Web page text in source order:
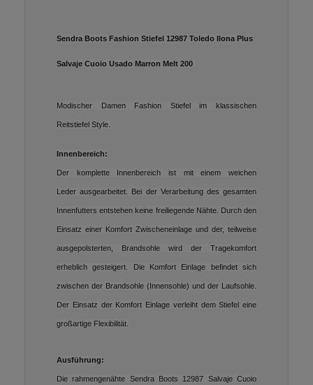
Sendra Boots Fashion Stiefel 12987 Toledo Ilona Plus
Salvaje Cuoio Usado Marron Melt 200
Modischer Damen Fashion Stiefel im klassischen
Reitstiefel Style.
Innenbereich:
Der komplette Innenbereich ist mit einem weichen
Leder ausgearbeitet. Bei der Verarbeitung des gesamten
Innenfutters entstehen keine freiliegende Nähte. Durch den
Einsatz einer Komfort Zwischeneinlage und der, teilweise
ausgepolsterten, Brandsohle wird der Tragekomfort
erheblich gesteigert. Die Komfort Einlage befindet sich
zwischen der Brandsohle (Innensohle) und der Laufsohle.
Der Einsatz der Komfort Einlage verleiht dem Stiefel eine
großartige Flexibilität.
Ausführung:
Die rahmengenähte Sendra Boots 12987 Salvaje Cuoio